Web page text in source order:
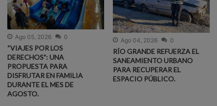
Ago 05, 2026 0
“VIAJES POR LOS
DERECHOS”: UNA
PROPUESTA PARA
DISFRUTAR EN FAMILIA
DURANTE EL MES DE
AGOSTO.
Ago 04, 2026 0
RÍO GRANDE REFUERZA EL
SANEAMIENTO URBANO
PARA RECUPERAR EL
ESPACIO PÚBLICO.